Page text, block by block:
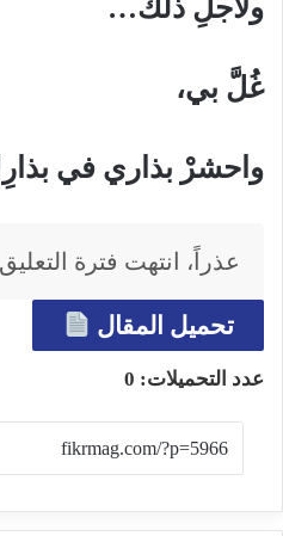
ولأجلِ ذلكَ…
غُلَّ بي،
واحشرْ بذاري في
عذراً، انتهت فترة
تحميل المقال
عدد التحميلات: 0